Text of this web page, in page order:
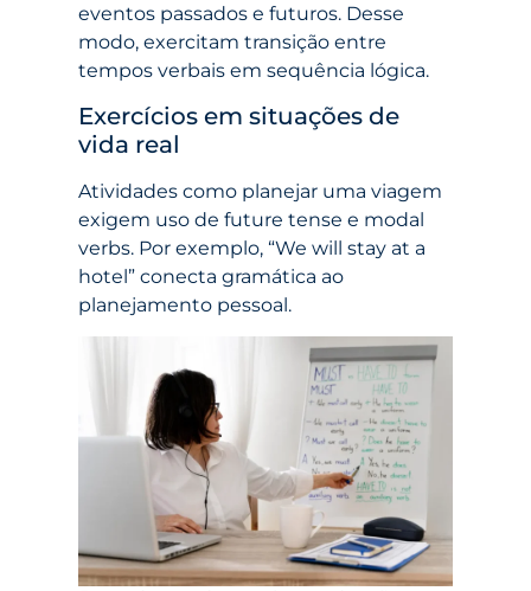
eventos passados e futuros. Desse
modo, exercitam transição entre
tempos verbais em sequência lógica.
Exercícios em situações de
vida real
Atividades como planejar uma viagem
exigem uso de future tense e modal
verbs. Por exemplo, “We will stay at a
hotel” conecta gramática ao
planejamento pessoal.